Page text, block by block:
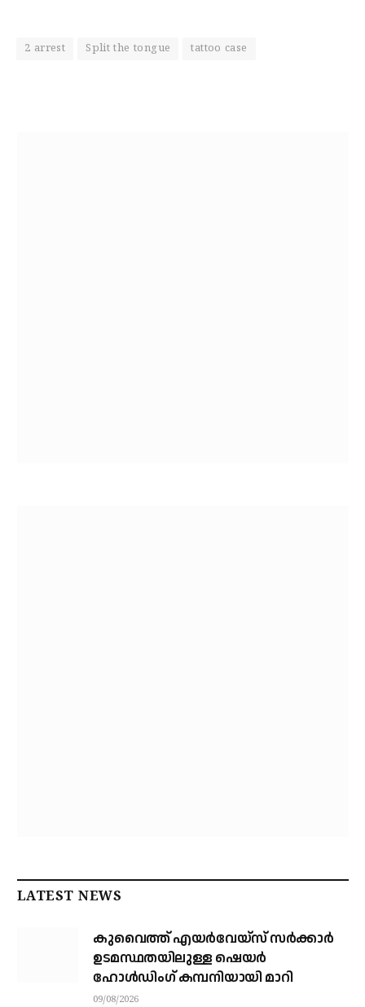
2 arrest Split the tongue tattoo case
LATEST NEWS
കുവൈത്ത് എയര്‍വേയ്‌സ് സര്‍ക്കാര്‍
ഉടമസ്ഥതയിലുള്ള ഷെയര്‍
ഹോള്‍ഡിംഗ് കമ്പനിയായി മാറി
09/08/2026